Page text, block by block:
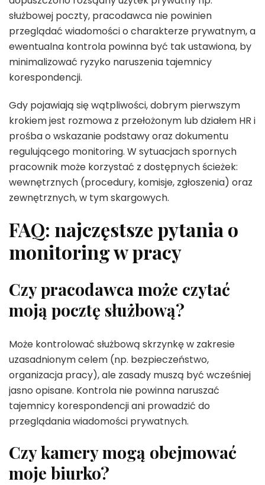
służbowej poczty, pracodawca nie powinien
przeglądać wiadomości o charakterze prywatnym, a
ewentualna kontrola powinna być tak ustawiona, by
minimalizować ryzyko naruszenia tajemnicy
korespondencji.
Gdy pojawiają się wątpliwości, dobrym pierwszym
krokiem jest rozmowa z przełożonym lub działem HR i
prośba o wskazanie podstawy oraz dokumentu
regulującego monitoring. W sytuacjach spornych
pracownik może korzystać z dostępnych ścieżek:
wewnętrznych (procedury, komisje, zgłoszenia) oraz
zewnętrznych, w tym skargowych.
FAQ: najczęstsze pytania o
monitoring w pracy
Czy pracodawca może czytać
moją pocztę służbową?
Może kontrolować służbową skrzynkę w zakresie
uzasadnionym celem (np. bezpieczeństwo,
organizacja pracy), ale zasady muszą być wcześniej
jasno opisane. Kontrola nie powinna naruszać
tajemnicy korespondencji ani prowadzić do
przeglądania wiadomości prywatnych.
Czy kamery mogą obejmować
moje biurko?